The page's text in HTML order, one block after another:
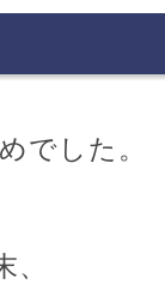
でした。